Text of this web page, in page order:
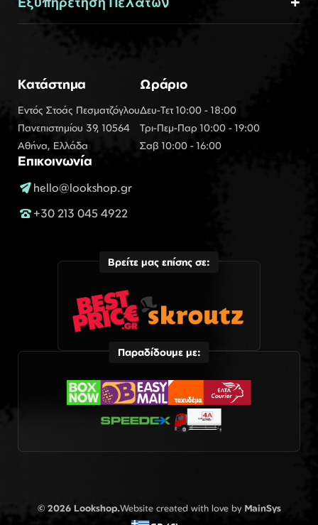
Κατάστημα
Εντός Στοάς Πεσματζόγλου
Πανεπιστημίου 39, 10564
Αθήνα, Ελλάδα
Ωράριο
Δευ-Τετ 10:00 - 18:00
Τρι-Πεμ-Παρ 10:00 - 19:00
Σαβ 10:00 - 16:00
Επικοινωνία
hello@lookshop.gr
+30 213 045 4922
Βρείτε μας επίσης σε:
Παραδίδουμε με:
© 2026 Lookshop.Website created with love by MainSys